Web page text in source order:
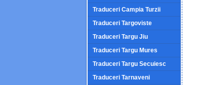
Traduceri Campia Turzii
Traduceri Targoviste
Traduceri Targu Jiu
Traduceri Targu Mures
Traduceri Targu Secuiesc
Traduceri Tarnaveni